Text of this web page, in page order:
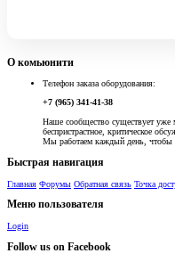
О комьюнити
Телефон заказа оборудования:
+7 (965) 341-41-38
Наше сообщество существует уже
беспристрастное, критическое
Мы работаем каждый день,
Быстрая навигация
Главная Форумы Обратная связь Точка
Меню пользователя
Login
Follow us on Facebook